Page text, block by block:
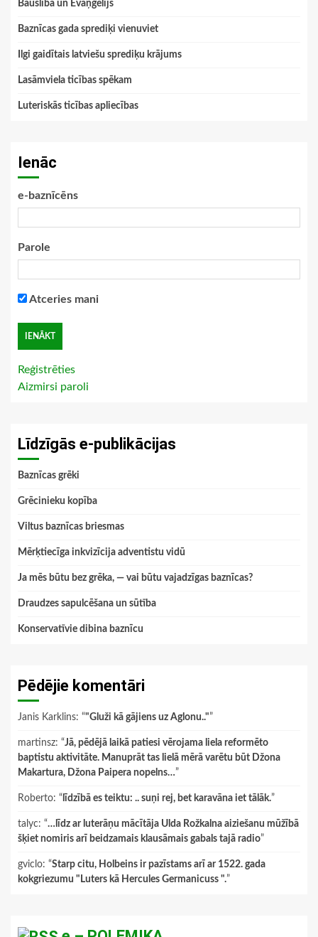
Bauslība un Evaņģēlijs
Baznīcas gada sprediķi vienuviet
Ilgi gaidītais latviešu sprediķu krājums
Lasāmviela ticības spēkam
Luteriskās ticības apliecības
Ienāc
e-baznīcēns
Parole
Atceries mani
Reģistrēties
Aizmirsi paroli
Līdzīgās e-publikācijas
Baznīcas grēki
Grēcinieku kopība
Viltus baznīcas briesmas
Mērķtiecīga inkvizīcija adventistu vidū
Ja mēs būtu bez grēka, — vai būtu vajadzīgas baznīcas?
Draudzes sapulcēšana un sūtība
Konservatīvie dibina baznīcu
Pēdējie komentāri
Janis Karklins: “"Gluži kā gājiens uz Aglonu.."”
martinsz: “Jā, pēdējā laikā patiesi vērojama liela reformēto
baptistu aktivitāte. Manuprāt tas lielā mērā varētu būt Džona
Makartura, Džona Paipera nopelns…”
Roberto: “ līdzībā es teiktu: .. suņi rej, bet karavāna iet tālāk.”
talyc: “…līdz ar luterāņu mācītāja Ulda Rožkalna aiziešanu mūžībā
šķiet nomiris arī beidzamais klausāmais gabals tajā radio”
gviclo: “Starp citu, Holbeins ir pazīstams arī ar 1522. gada
kokgriezumu "Luters kā Hercules Germanicuss ".”